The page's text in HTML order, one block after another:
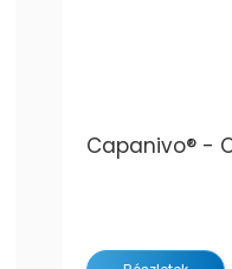
Capanivo® -